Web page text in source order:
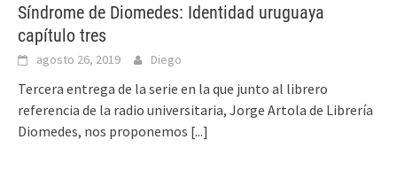
Síndrome de Diomedes: Identidad uruguaya
capítulo tres
agosto 26, 2019 Diego
Tercera entrega de la serie en la que junto al librero
referencia de la radio universitaria, Jorge Artola de Librería
Diomedes, nos proponemos [...]